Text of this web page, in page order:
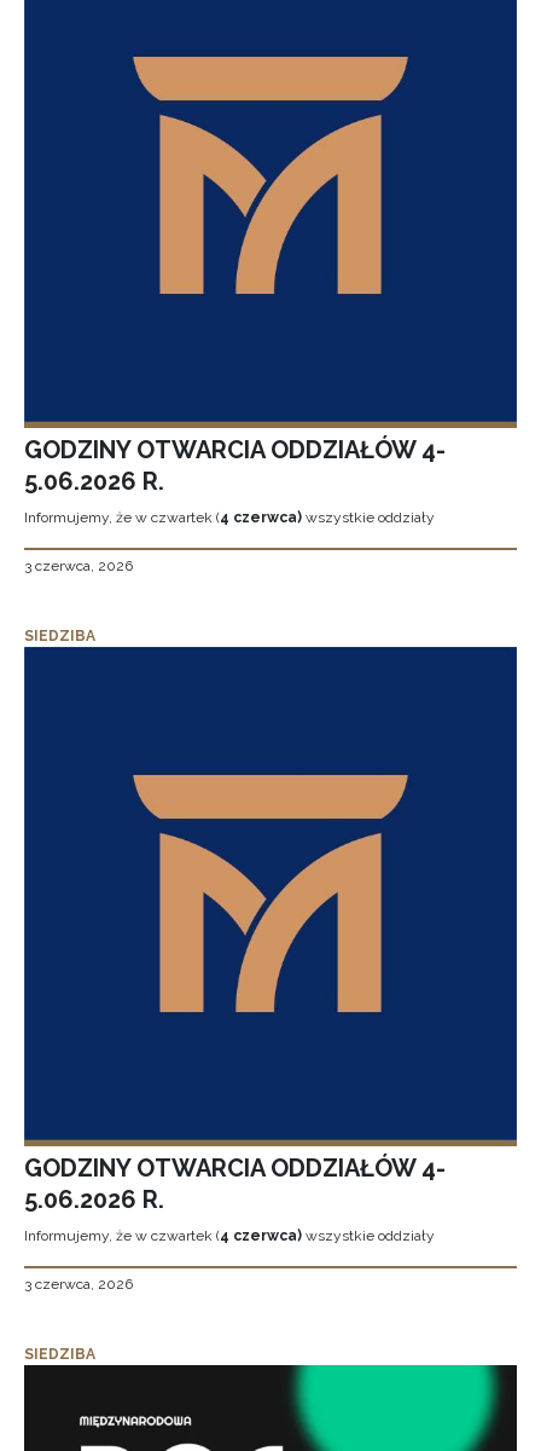
GODZINY OTWARCIA ODDZIAŁÓW 4-
5.06.2026 R.
Informujemy, że w czwartek (4 czerwca) wszystkie oddziały
3 czerwca, 2026
SIEDZIBA
GODZINY OTWARCIA ODDZIAŁÓW 4-
5.06.2026 R.
Informujemy, że w czwartek (4 czerwca) wszystkie oddziały
3 czerwca, 2026
SIEDZIBA